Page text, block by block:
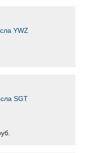
YWZ
SGT